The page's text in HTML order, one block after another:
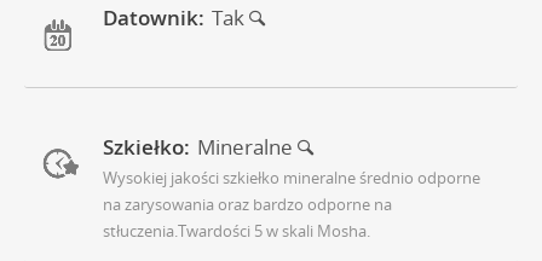
Datownik: Tak
Szkiełko: Mineralne
Wysokiej jakości szkiełko mineralne średnio odporne
na zarysowania oraz bardzo odporne na
stłuczenia.Twardości 5 w skali Mosha.